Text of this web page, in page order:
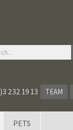
232 19 13 TEAM
PETS